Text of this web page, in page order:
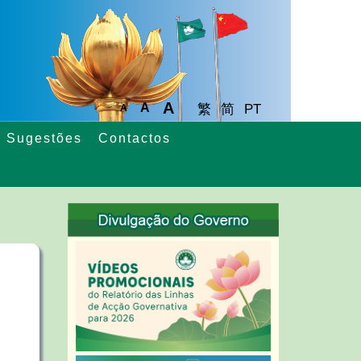
A A A 繁 简 PT
Sugestões Contactos